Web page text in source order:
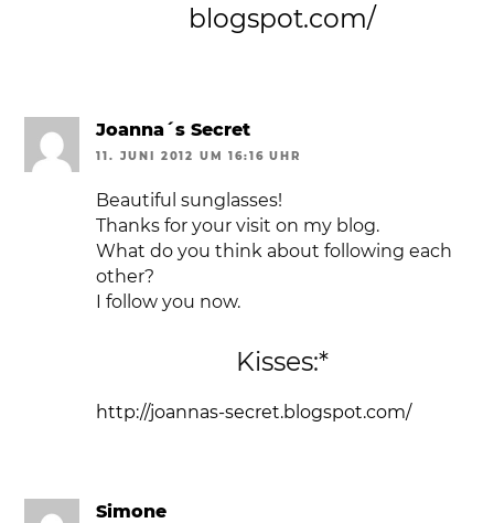
blogspot.com/
Joanna´s Secret
11. JUNI 2012 UM 16:16 UHR
Beautiful sunglasses!
Thanks for your visit on my blog.
What do you think about following each
other?
I follow you now.
Kisses:*
http://joannas-secret.blogspot.com/
Simone